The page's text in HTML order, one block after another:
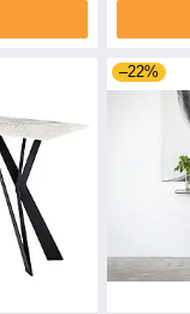
–22%